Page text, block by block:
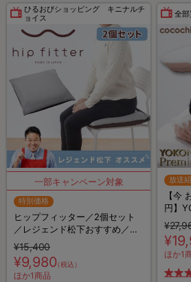
ひるおびショッピング キニナルチ
ョイス
特別価格
ヒップフィッター／2個セット
／レジェンド松下おすすめ／ク
ッション
¥15,400
¥9,980（税込）
ほか1商品
全
放送
【今
円】
レミ
寝専
ほか1